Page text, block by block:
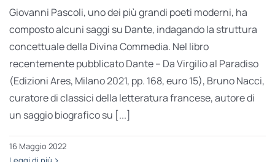
Giovanni Pascoli, uno dei più grandi poeti moderni, ha
composto alcuni saggi su Dante, indagando la struttura
concettuale della Divina Commedia. Nel libro
recentemente pubblicato Dante – Da Virgilio al Paradiso
(Edizioni Ares, Milano 2021, pp. 168, euro 15), Bruno Nacci,
curatore di classici della letteratura francese, autore di
un saggio biografico su [...]
16 Maggio 2022